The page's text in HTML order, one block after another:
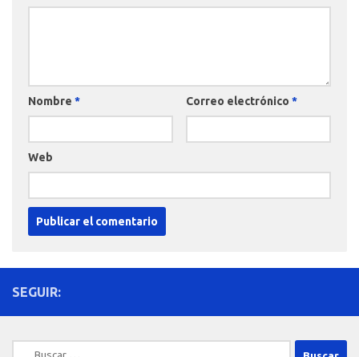
Nombre * Correo electrónico *
Web
SEGUIR:
Buscar: